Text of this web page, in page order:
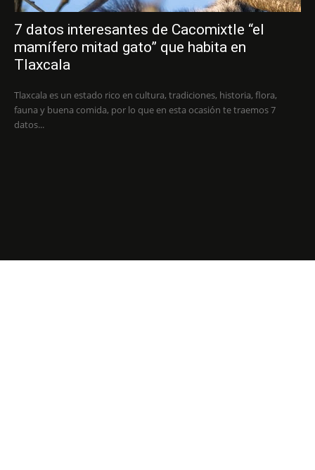
7 datos interesantes de Cacomixtle “el
mamífero mitad gato” que habita en
Tlaxcala
Tlaxcala es un estado rico en cultura, tradiciones, historia, flora,
fauna y buena comida, por lo que en esta ocasión te traemos 7
datos...